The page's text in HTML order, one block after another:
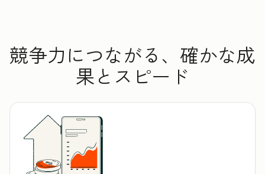
競争力につながる、確かな成
果とスピード